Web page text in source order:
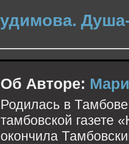
Об Авторе:
Родилась в
тамбовской газете
окончила